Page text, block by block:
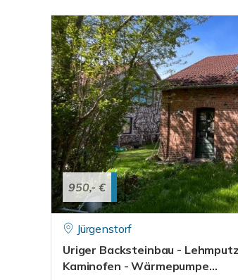
950,- €
Jürgenstorf
Uriger Backsteinbau -
Kaminofen - Wärmepumpe...